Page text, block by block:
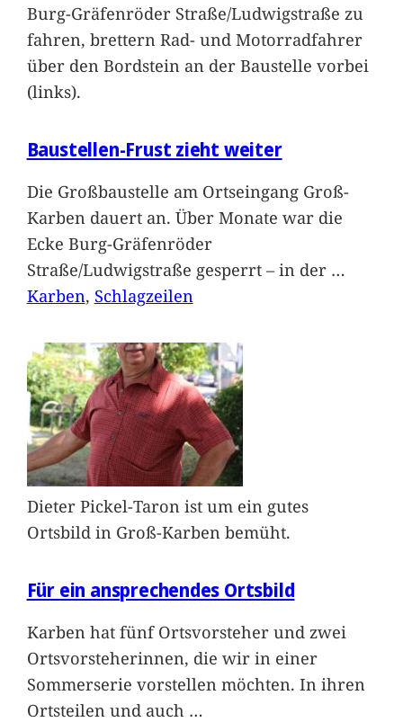
Burg-Gräfenröder Straße/Ludwigstraße zu
fahren, brettern Rad- und Motorradfahrer
über den Bordstein an der Baustelle vorbei
(links).
Baustellen-Frust zieht weiter
Die Großbaustelle am Ortseingang Groß-
Karben dauert an. Über Monate war die
Ecke Burg-Gräfenröder
Straße/Ludwigstraße gesperrt – in der …
Karben, Schlagzeilen
Dieter Pickel-Taron ist um ein gutes
Ortsbild in Groß-Karben bemüht.
Für ein ansprechendes Ortsbild
Karben hat fünf Ortsvorsteher und zwei
Ortsvorsteherinnen, die wir in einer
Sommerserie vorstellen möchten. In ihren
Ortsteilen und auch …